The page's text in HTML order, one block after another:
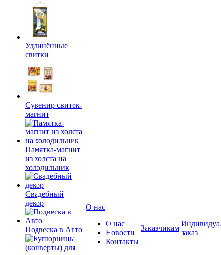
Удлинённые
свитки
Сувенир свиток-
магнит
Памятка-магнит
из холста на
холодильник
Свадебный
декор
Подвеска в Авто
О нас
О нас
Новости
Контакты
Заказчикам
заказ